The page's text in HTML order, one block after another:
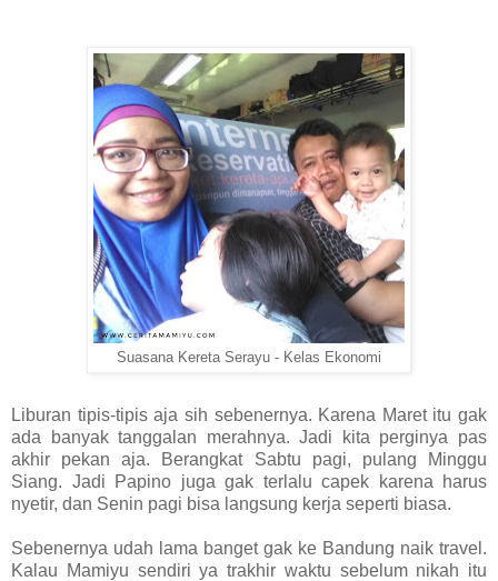
Suasana Kereta Serayu - Kelas Ekonomi
Liburan tipis-tipis aja sih sebenernya. Karena Maret itu gak
ada banyak tanggalan merahnya. Jadi kita perginya pas
akhir pekan aja. Berangkat Sabtu pagi, pulang Minggu
Siang. Jadi Papino juga gak terlalu capek karena harus
nyetir, dan Senin pagi bisa langsung kerja seperti biasa.
Sebenernya udah lama banget gak ke Bandung naik travel.
Kalau Mamiyu sendiri ya trakhir waktu sebelum nikah itu